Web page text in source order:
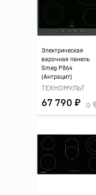
Электрическая
варочная панель
Smeg P864
(Антрацит)
ТЕХНОМУЛЬТ
67 790 ₽ 13